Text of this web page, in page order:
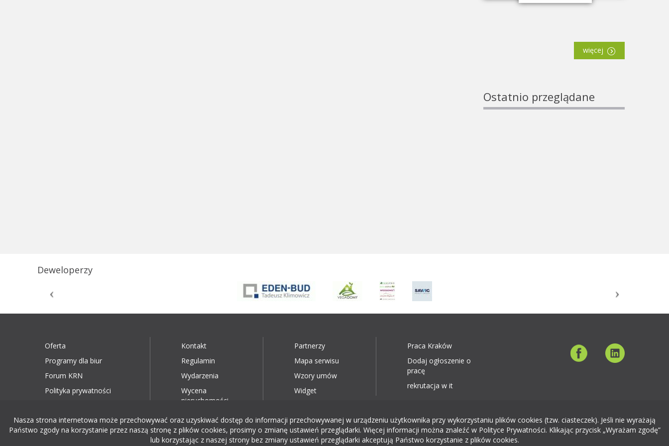
więcej
Ostatnio przeglądane
Deweloperzy
Oferta
Programy dla biur
Forum KRN
Polityka prywatności
Kontakt
Regulamin
Wydarzenia
Wycena
nieruchomości
Partnerzy
Mapa serwisu
Wzory umów
Widget
Praca Kraków
Dodaj ogłoszenie o
pracę
rekrutacja w it
Nasza strona internetowa może przechowywać oraz uzyskiwać dostęp do informacji przechowywanej w urządzeniu użytkownika przy wykorzystaniu plików cookies (tzw. ciasteczek). Jeśli nie wyrażają
Państwo zgody na korzystanie przez naszą stronę z plików cookies, prosimy o zmianę ustawień przeglądarki. Więcej informacji można znaleźć w Polityce Prywatności. Klikając przycisk „Wyrażam zgodę”
lub korzystając z naszej strony bez zmiany ustawień przeglądarki akceptują Państwo korzystanie z plików cookies.